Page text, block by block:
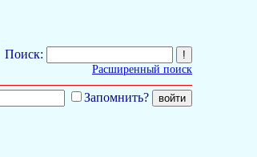
Поиск:
Расширенный поиск
Запомнить?